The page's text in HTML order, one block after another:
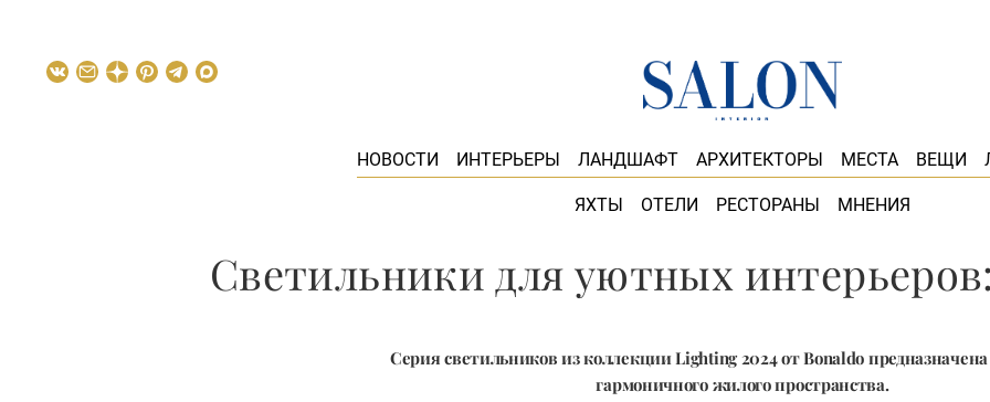
НОВОСТИ ИНТЕРЬЕРЫ ЛАНДШАФТ АРХИТЕКТОРЫ МЕСТА ВЕЩИ
ЯХТЫ ОТЕЛИ РЕСТОРАНЫ МНЕНИЯ
Светильники для уютных
Серия светильников из коллекции Lighting 2024 от Bonaldo предназначена
гармоничного жилого пространства.